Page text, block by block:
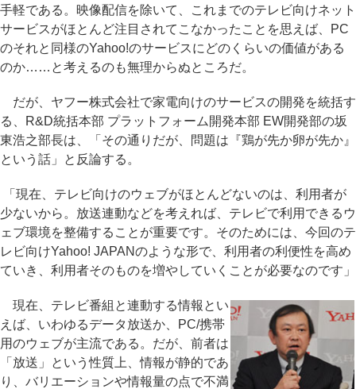
手軽である。映像配信を除いて、これまでのテレビ向けネット
サービスがほとんど注目されてこなかったことを思えば、PC
のそれと同様のYahoo!のサービスにどのくらいの価値がある
のか……と考えるのも無理からぬところだ。
だが、ヤフー株式会社で家電向けのサービスの開発を統括す
る、R&D統括本部 プラットフォーム開発本部 EW開発部の坂
東浩之部長は、「その通りだが、問題は『鶏が先か卵が先か』
という話」と反論する。
「現在、テレビ向けのウェブがほとんどないのは、利用者が
少ないから。放送連動などを考えれば、テレビで利用できるウ
ェブ環境を整備することが重要です。そのためには、今回のテ
レビ向けYahoo! JAPANのような形で、利用者の利便性を高め
ていき、利用者そのものを増やしていくことが必要なのです」
現在、テレビ番組と連動する情報とい
えば、いわゆるデータ放送か、PC/携帯
用のウェブが主流である。だが、前者は
「放送」という性質上、情報が静的であ
り、バリエーションや情報量の点で不満